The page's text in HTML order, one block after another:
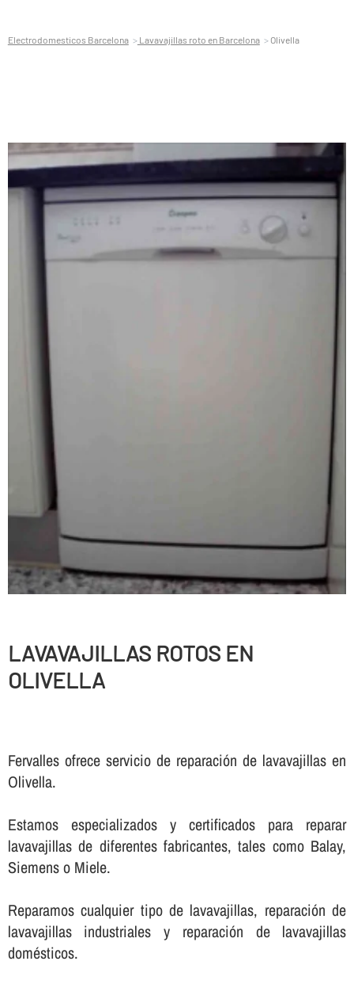
Electrodomesticos Barcelona Lavavajillas roto en Barcelona Olivella
LAVAVAJILLAS ROTOS EN
OLIVELLA
Fervalles ofrece servicio de reparación de lavavajillas en
Olivella.
Estamos especializados y certificados para reparar
lavavajillas de diferentes fabricantes, tales como Balay,
Siemens o Miele.
Reparamos cualquier tipo de lavavajillas, reparación de
lavavajillas industriales y reparación de lavavajillas
domésticos.